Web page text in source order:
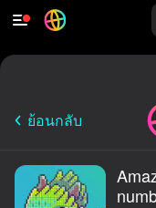
ย้อนกลับ